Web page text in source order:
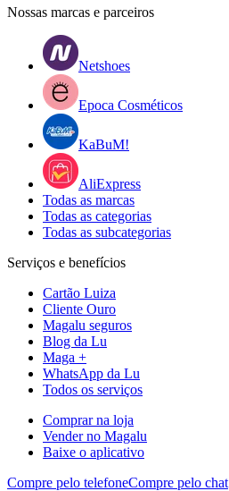
Nossas marcas e parceiros
Netshoes
Epoca Cosméticos
KaBuM!
AliExpress
Todas as marcas
Todas as categorias
Todas as subcategorias
Serviços e benefícios
Cartão Luiza
Cliente Ouro
Magalu seguros
Blog da Lu
Maga +
WhatsApp da Lu
Todos os serviços
Comprar na loja
Vender no Magalu
Baixe o aplicativo
Compre pelo telefoneCompre pelo chat